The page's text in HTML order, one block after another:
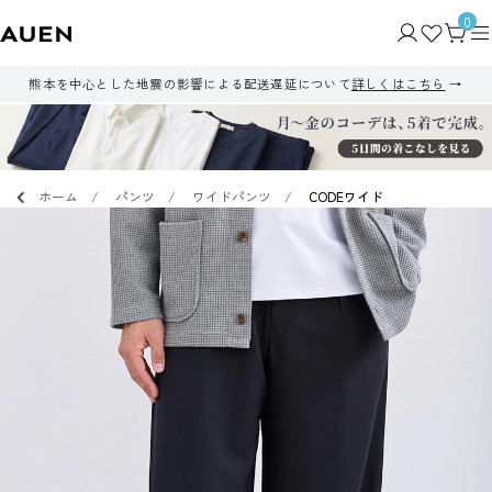
0
熊本を中心とした地震の影響による配送遅延について詳しくはこちら
ホーム パンツ ワイドパンツ CODEワイド